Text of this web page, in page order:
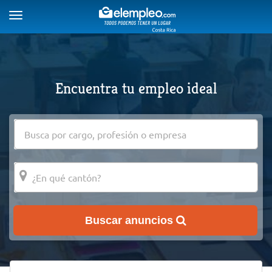
Toggle
Encuentra tu empleo ideal
Buscar anuncios